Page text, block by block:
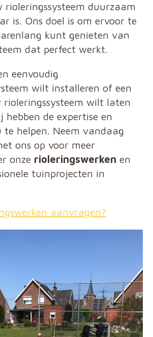
rioleringssysteem duurzaam
is. Ons doel is om ervoor te
kunt genieten van
dat perfect werkt.
eenvoudig
wilt installeren of een
rioleringssysteem wilt laten
hebben de expertise en
helpen. Neem vandaag
ons op voor meer
onze rioleringswerken en
tuinprojecten in
aanvragen?